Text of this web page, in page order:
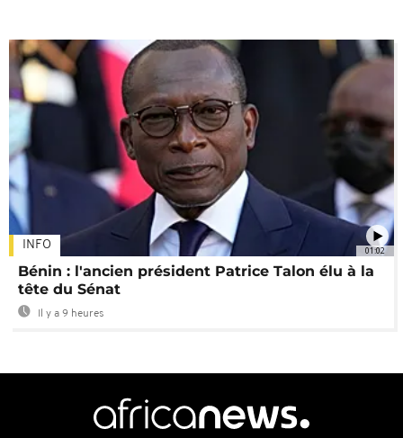
01:02
INFO
Bénin : l'ancien président Patrice Talon élu à la
tête du Sénat
Il y a 9 heures